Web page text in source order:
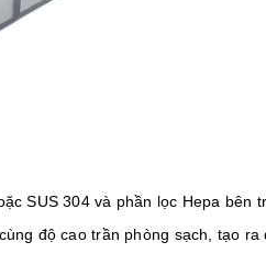
SUS 304 và phần lọc Hepa bên
độ cao trần phòng sạch, tạo ra